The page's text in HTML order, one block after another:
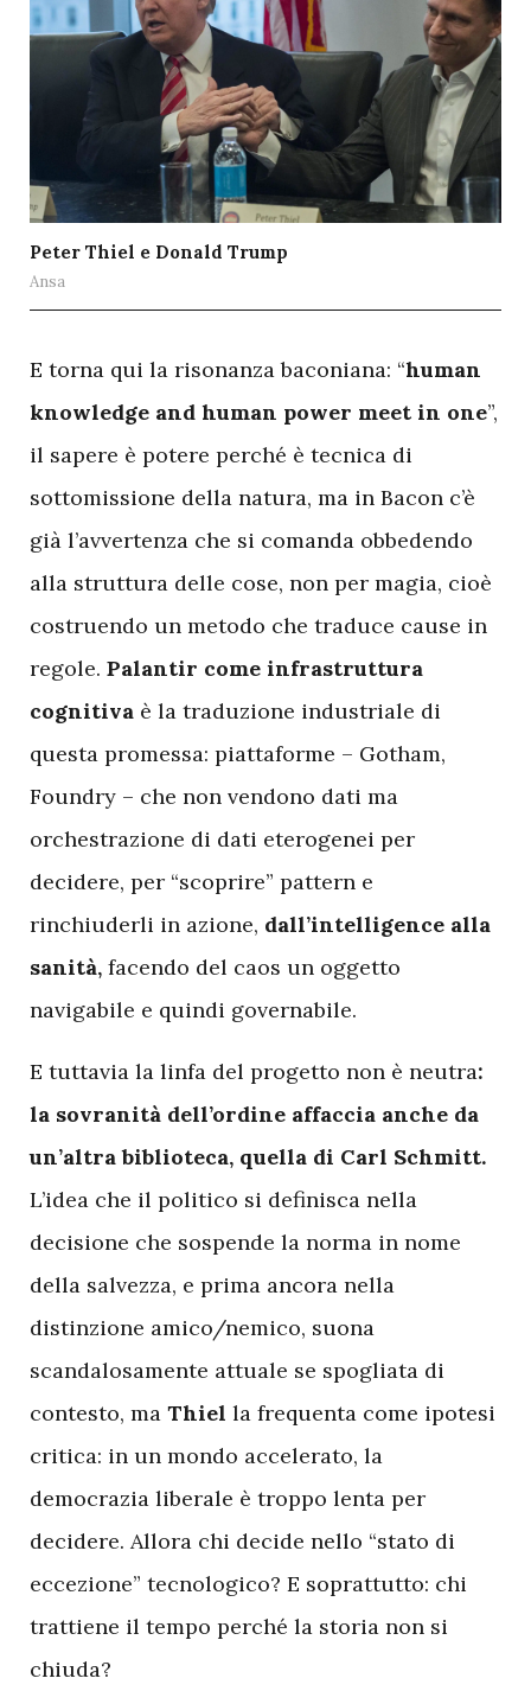
Peter Thiel e Donald Trump
Ansa
E torna qui la risonanza baconiana: “human
knowledge and human power meet in one”,
il sapere è potere perché è tecnica di
sottomissione della natura, ma in Bacon c’è
già l’avvertenza che si comanda obbedendo
alla struttura delle cose, non per magia, cioè
costruendo un metodo che traduce cause in
regole. Palantir come infrastruttura
cognitiva è la traduzione industriale di
questa promessa: piattaforme – Gotham,
Foundry – che non vendono dati ma
orchestrazione di dati eterogenei per
decidere, per “scoprire” pattern e
rinchiuderli in azione, dall’intelligence alla
sanità, facendo del caos un oggetto
navigabile e quindi governabile.
E tuttavia la linfa del progetto non è neutra:
la sovranità dell’ordine affaccia anche da
un’altra biblioteca, quella di Carl Schmitt.
L’idea che il politico si definisca nella
decisione che sospende la norma in nome
della salvezza, e prima ancora nella
distinzione amico/nemico, suona
scandalosamente attuale se spogliata di
contesto, ma Thiel la frequenta come ipotesi
critica: in un mondo accelerato, la
democrazia liberale è troppo lenta per
decidere. Allora chi decide nello “stato di
eccezione” tecnologico? E soprattutto: chi
trattiene il tempo perché la storia non si
chiuda?